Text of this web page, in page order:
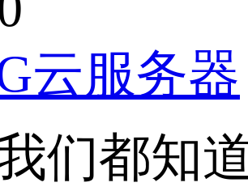
云服务器
都知道